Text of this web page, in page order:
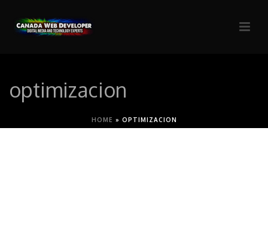
optimizacion
HOME » OPTIMIZACION